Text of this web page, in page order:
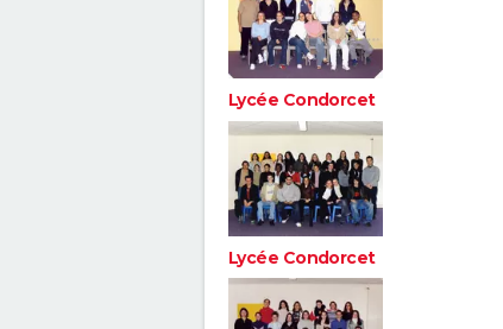
Lycée Condorcet
Lycée Condorcet